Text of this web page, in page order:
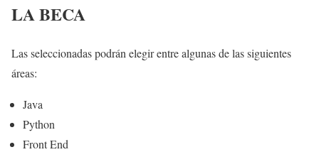
LA BECA
Las seleccionadas podrán elegir entre algunas de las siguientes
áreas:
Java
Python
Front End